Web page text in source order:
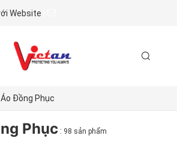
Website
Đồng Phục
Phục : 98 sản phẩm